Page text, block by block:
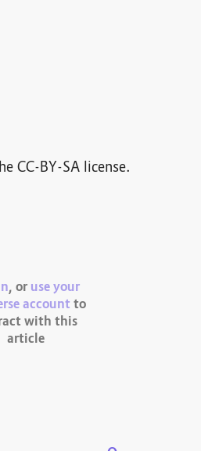
CC-BY-SA license.
, or use your
account to
with this
article